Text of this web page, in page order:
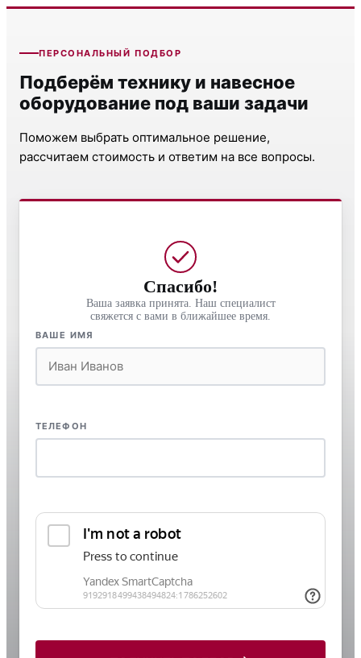
ПЕРСОНАЛЬНЫЙ ПОДБОР
Подберём технику и навесное
оборудование под ваши задачи
Поможем выбрать оптимальное решение,
рассчитаем стоимость и ответим на все вопросы.
Спасибо!
Ваша заявка принята. Наш специалист
свяжется с вами в ближайшее время.
ВАШЕ ИМЯ
ТЕЛЕФОН